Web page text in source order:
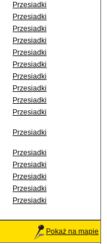
Przesiadki
Przesiadki
Przesiadki
Przesiadki
Przesiadki
Przesiadki
Przesiadki
Przesiadki
Przesiadki
Przesiadki
Przesiadki
Przesiadki
Przesiadki
Przesiadki
Przesiadki
Przesiadki
Pokaż na mapie